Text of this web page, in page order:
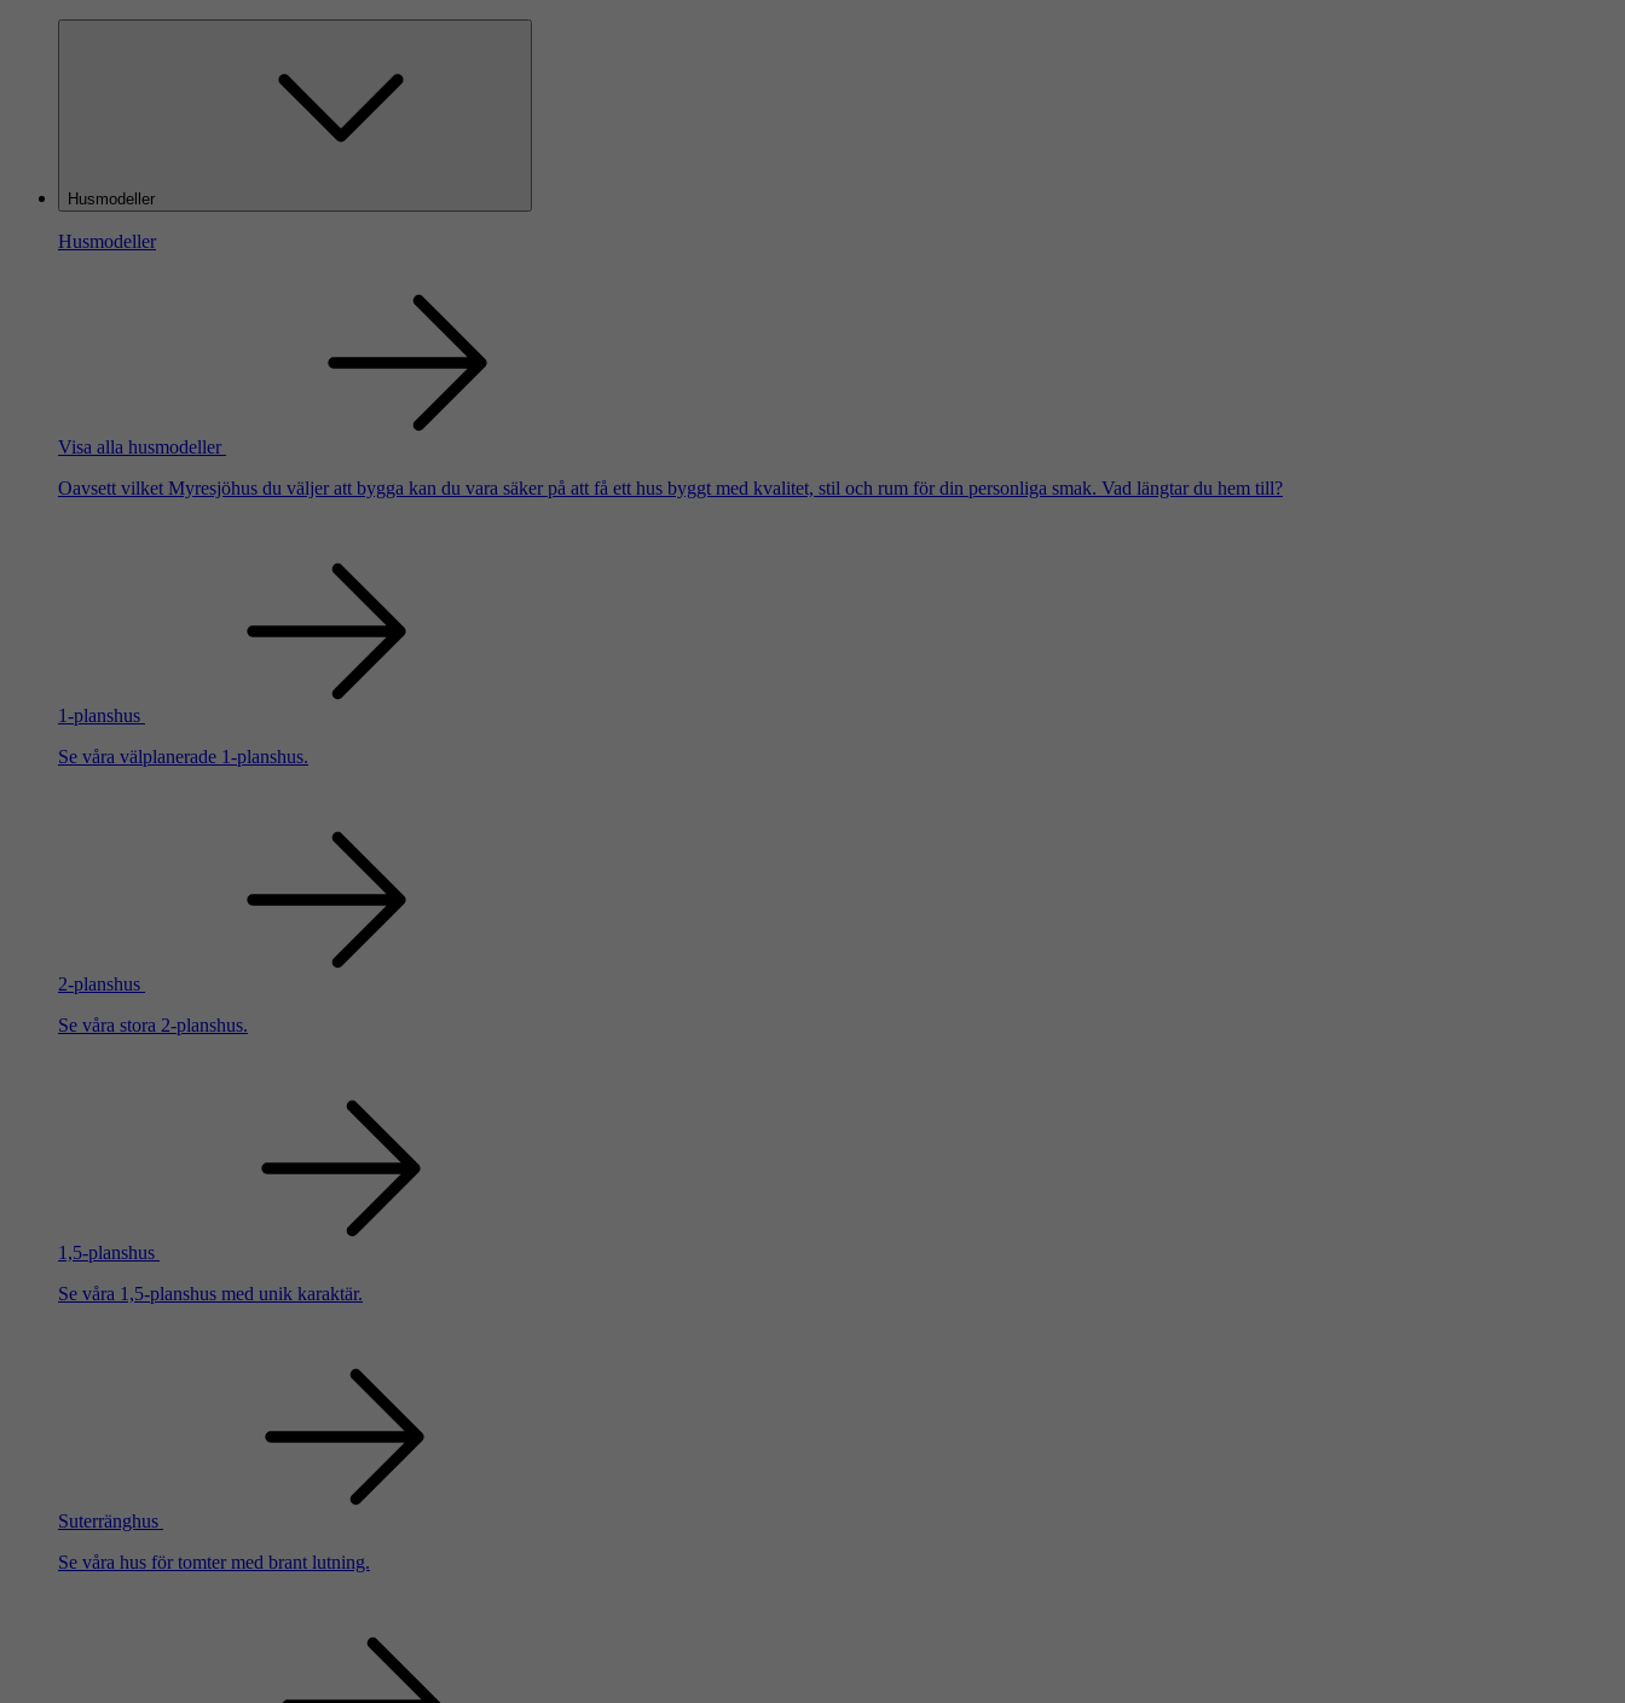
Husmodeller
Husmodeller
Visa alla husmodeller
Oavsett vilket Myresjöhus du väljer att bygga kan du vara säker på att få ett hus byggt med kvalitet, stil och rum för din personliga smak. Vad längtar du hem till?
1-planshus
Se våra välplanerade 1-planshus.
2-planshus
Se våra stora 2-planshus.
1,5-planshus
Se våra 1,5-planshus med unik karaktär.
Suterränghus
Se våra hus för tomter med brant lutning.